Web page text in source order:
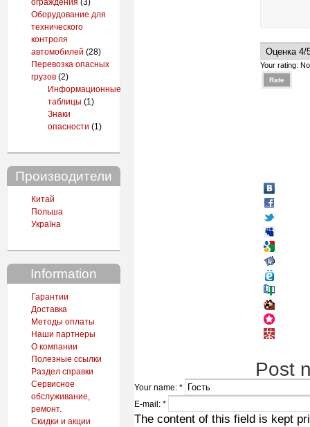
ограждения (3)
Оборудование для
технического
контроля
автомобилей (28)
Перевозка опасных
грузов (2)
Информационные
таблицы (1)
Знаки
опасности (1)
Производители
Китай
Польша
Україна
Information
Гарантии
Доставка
Методы оплаты
Наши партнеры
О компании
Полезные ссылки
Раздел справки
Сервисное
обслуживание,
ремонт.
Скидки и акции
Your rating:
Post
Your name: *
E-mail: *
The content of this field is kept